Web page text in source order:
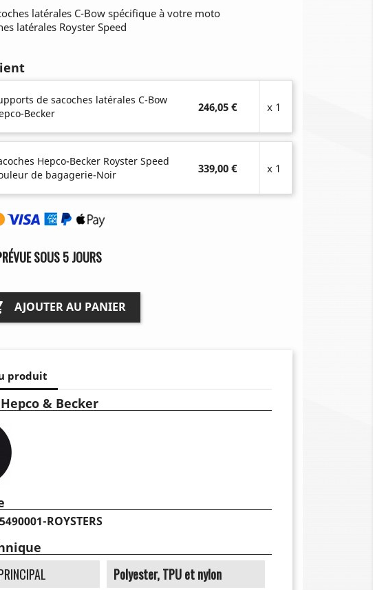
latérales C-Bow spécifique à votre moto
latérales Royster Speed
de sacoches latérales C-Bow
Becker
246,05 € x 1
Hepco-Becker Royster Speed
de bagagerie-Noir
339,00 € x 1
SOUS 5 JOURS
AJOUTER AU PANIER
produit
& Becker
ROYSTERS
Polyester, TPU et nylon